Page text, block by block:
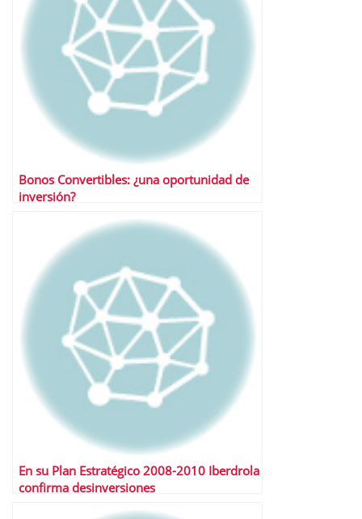
Bonos Convertibles: ¿una oportunidad de
inversión?
En su Plan Estratégico 2008-2010 Iberdrola
confirma desinversiones